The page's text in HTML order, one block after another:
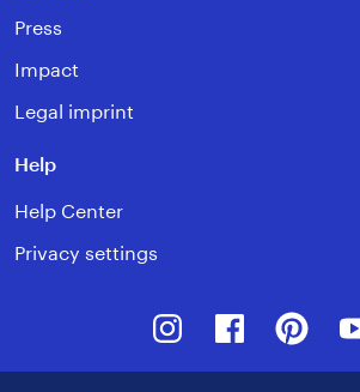
Press
Impact
Legal imprint
Help
Help Center
Privacy settings
InstagramFacebook